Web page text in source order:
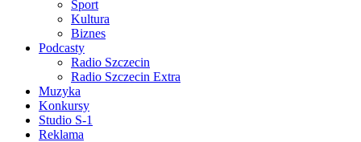
Sport
Kultura
Biznes
Podcasty
Radio Szczecin
Radio Szczecin Extra
Muzyka
Konkursy
Studio S-1
Reklama